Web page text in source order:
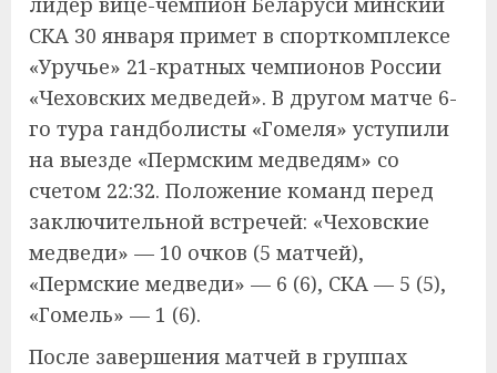
СКА 30 января примет в спорткомплексе
«Уручье» 21-кратных чемпионов России
«Чеховских медведей». В другом матче 6-
го тура гандболисты «Гомеля» уступили
на выезде «Пермским медведям» со
счетом 22:32. Положение команд перед
заключительной встречей: «Чеховские
медведи» — 10 очков (5 матчей),
«Пермские медведи» — 6 (6), СКА — 5 (5),
«Гомель» — 1 (6).
После завершения матчей в группах